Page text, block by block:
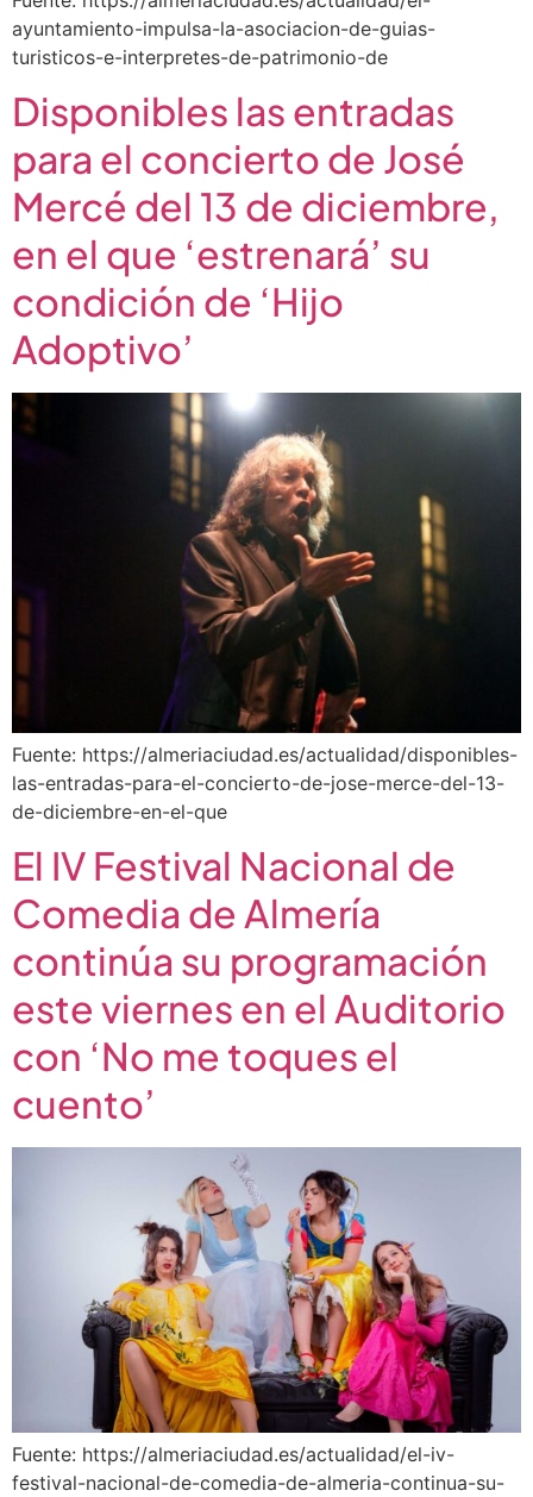
ayuntamiento-impulsa-la-asociacion-de-guias-
turisticos-e-interpretes-de-patrimonio-de
Disponibles las entradas
para el concierto de José
Mercé del 13 de diciembre,
en el que ‘estrenará’ su
condición de ‘Hijo
Adoptivo’
Fuente: https://almeriaciudad.es/actualidad/disponibles-
las-entradas-para-el-concierto-de-jose-merce-del-13-
de-diciembre-en-el-que
El IV Festival Nacional de
Comedia de Almería
continúa su programación
este viernes en el Auditorio
con ‘No me toques el
cuento’
Fuente: https://almeriaciudad.es/actualidad/el-iv-
festival-nacional-de-comedia-de-almeria-continua-su-